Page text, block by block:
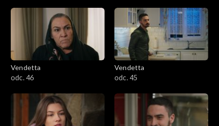
Vendetta
odc. 46
Vendetta
odc. 45